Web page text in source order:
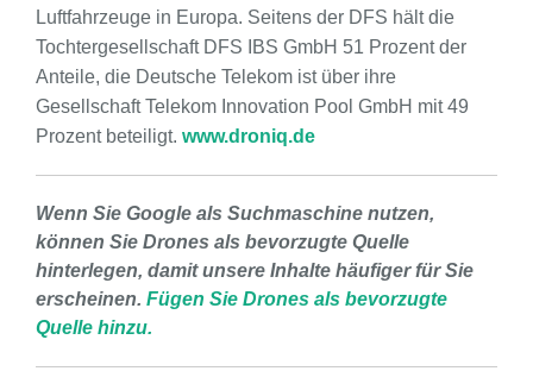
Luftfahrzeuge in Europa. Seitens der DFS hält die
Tochtergesellschaft DFS IBS GmbH 51 Prozent der
Anteile, die Deutsche Telekom ist über ihre
Gesellschaft Telekom Innovation Pool GmbH mit 49
Prozent beteiligt. www.droniq.de
Wenn Sie Google als Suchmaschine nutzen,
können Sie Drones als bevorzugte Quelle
hinterlegen, damit unsere Inhalte häufiger für Sie
erscheinen. Fügen Sie Drones als bevorzugte
Quelle hinzu.